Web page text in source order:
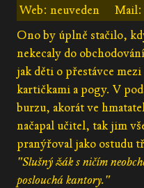
Web: neuveden
Mail:
Ono by úplně stačilo,
nekecaly do
jak děti o přestávce
kartičkami a pogy. V
burzu, akorát ve
načapal učitel, tak jim
pranýřoval jako ostudu
"Slušný žák s ničím
poslouchá kantory."